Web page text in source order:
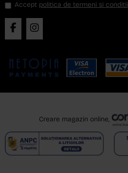
Accept politica de termeni si conditii
Creare magazin online,